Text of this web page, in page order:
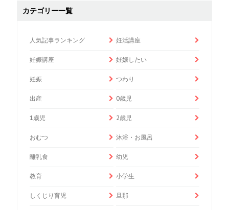
カテゴリー一覧
人気記事ランキング 妊活講座
妊娠講座 妊娠したい
妊娠 つわり
出産 0歳児
1歳児 2歳児
おむつ 沐浴・お風呂
離乳食 幼児
教育 小学生
しくじり育児 旦那